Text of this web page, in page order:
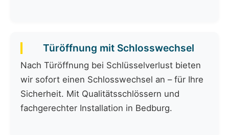
Türöffnung mit Schlosswechsel
Nach Türöffnung bei Schlüsselverlust bieten
wir sofort einen Schlosswechsel an – für Ihre
Sicherheit. Mit Qualitätsschlössern und
fachgerechter Installation in Bedburg.